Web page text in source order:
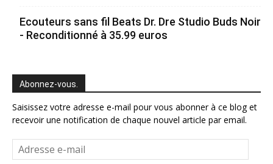
Ecouteurs sans fil Beats Dr. Dre Studio Buds Noir
- Reconditionné à 35.99 euros
Abonnez-vous.
Saisissez votre adresse e-mail pour vous abonner à ce blog et
recevoir une notification de chaque nouvel article par email.
Adresse
e-